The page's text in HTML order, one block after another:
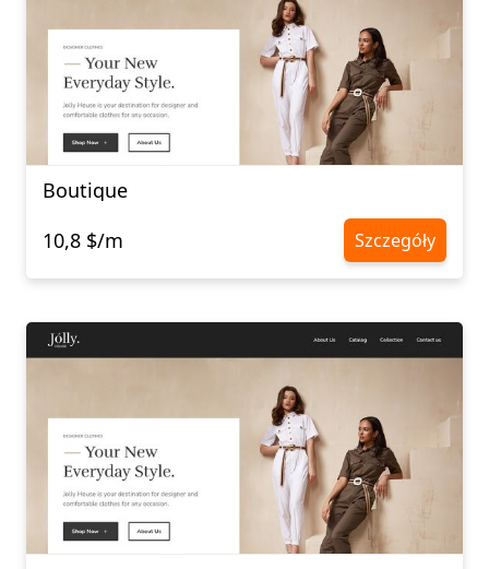
Boutique
10,8 $/m
Szczegóły